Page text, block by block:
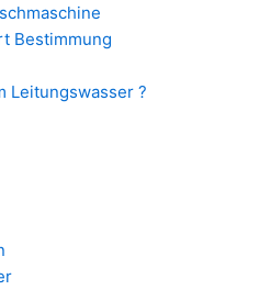
Bestimmung
Leitungswasser ?